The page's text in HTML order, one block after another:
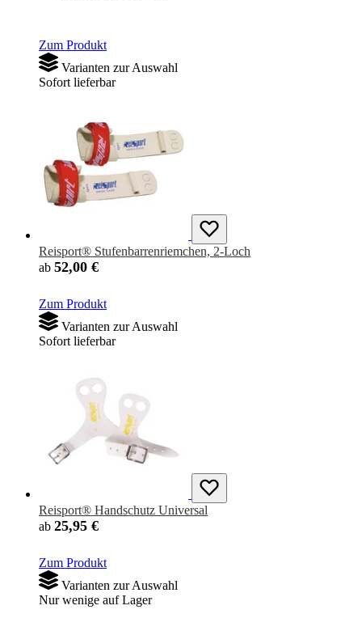
Zum Produkt
Varianten zur Auswahl
Sofort lieferbar
Reisport® Stufenbarrenriemchen, 2-Loch
ab 52,00 €
Zum Produkt
Varianten zur Auswahl
Sofort lieferbar
Reisport® Handschutz Universal
ab 25,95 €
Zum Produkt
Varianten zur Auswahl
Nur wenige auf Lager